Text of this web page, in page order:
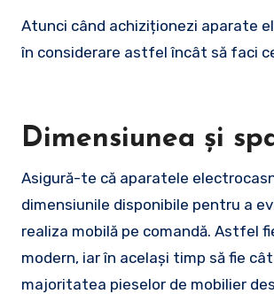
Atunci când achiziționezi aparate electrocasnice incorporabile, există mai mulți factori esențiali pe care ar trebui să-i iei
în considerare astfel încât să faci
Dimensiunea și
Asigură-te că aparatele
dimensiunile disponibile pentru a
realiza mobilă pe comandă. Astfel
modern, iar în același timp să fie
majoritatea pieselor de mobilier